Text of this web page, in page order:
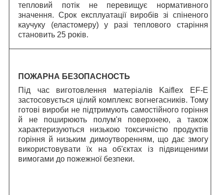
тепловий потік не перевищує нормативного
значення. Cрок експлуатації виробів зі спіненого
каучуку (еластомеру) у разі теплового старіння
становить 25 років.
ПОЖАРНА БЕЗОПАСНОСТЬ
Під час виготовлення матеріалів Kaiflex EF-E
застосовується цілий комплекс вогнегасників. Тому
готові вироби не підтримують самостійного горіння
й не поширюють полум'я поверхнею, а також
характеризуються низькою токсичністю продуктів
горіння й низьким димоутворенням, що дає змогу
використовувати їх на об'єктах із підвищеними
вимогами до пожежної безпеки.